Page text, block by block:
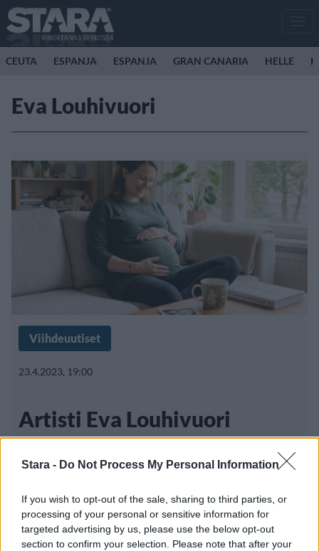
Stara - Do Not Process My Personal Information
If you wish to opt-out of the sale, sharing to third parties, or
processing of your personal or sensitive information for
targeted advertising by us, please use the below opt-out
section to confirm your selection. Please note that after your
CEUTA ESPANJA ESPANJA GRAN CANARIA HELLE
Eva Louhivuori
Viihdeuutiset
23.4.2023, 19:00
Artisti Eva Louhivuori
Eva Louhivuori on tullut monille tunnetuksi